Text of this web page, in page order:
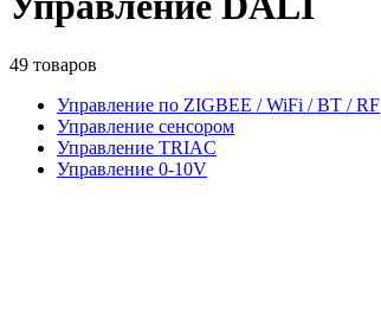
49 товаров
Управление по ZIGBEE / WiFi / BT / RF
Управление сенсором
Управление TRIAC
Управление 0-10V